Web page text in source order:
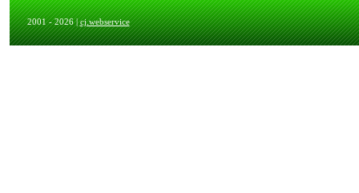
2001 - 2026 |cj.webservice